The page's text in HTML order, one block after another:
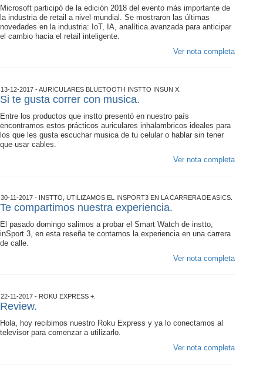
Microsoft participó de la edición 2018 del evento más importante de
la industria de retail a nivel mundial. Se mostraron las últimas
novedades en la industria: IoT, IA, analítica avanzada para anticipar
el cambio hacia el retail inteligente.
Ver nota completa
13-12-2017 - AURICULARES BLUETOOTH INSTTO INSUN X.
Si te gusta correr con musica.
Entre los productos que instto presentó en nuestro país
encontramos estos prácticos auriculares inhalambricos ideales para
los que les gusta escuchar musica de tu celular o hablar sin tener
que usar cables.
Ver nota completa
30-11-2017 - INSTTO, UTILIZAMOS EL INSPORT3 EN LA CARRERA DE ASICS.
Te compartimos nuestra experiencia.
El pasado domingo salimos a probar el Smart Watch de instto,
inSport 3, en esta reseña te contamos la experiencia en una carrera
de calle.
Ver nota completa
22-11-2017 - ROKU EXPRESS +.
Review.
Hola, hoy recibimos nuestro Roku Express y ya lo conectamos al
televisor para comenzar a utilizarlo.
Ver nota completa